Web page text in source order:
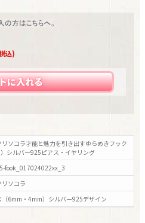
込)
に入れる
ソコラ才能と魅力を引き出すゆらめきフック
シルバー925ピアス・イヤリング
fook_017024022xx_3
ソコラ
（6mm・4mm）シルバー925デザイン